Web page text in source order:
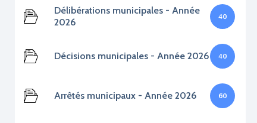
Délibérations municipales - Année
2026
40
Décisions municipales - Année 2026 40
Arrêtés municipaux - Année 2026 60